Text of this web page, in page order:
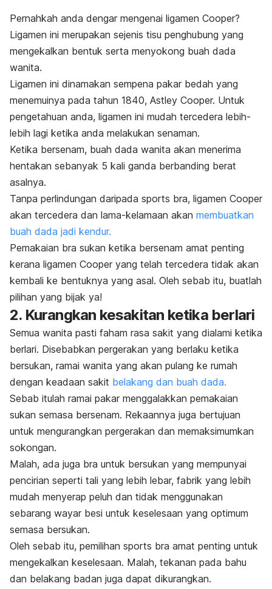
Pernahkah anda dengar mengenai ligamen Cooper?
Ligamen ini merupakan sejenis tisu penghubung yang
mengekalkan bentuk serta menyokong buah dada
wanita.
Ligamen ini dinamakan sempena pakar bedah yang
menemuinya pada tahun 1840, Astley Cooper. Untuk
pengetahuan anda, ligamen ini mudah tercedera lebih-
lebih lagi ketika anda melakukan senaman.
Ketika bersenam, buah dada wanita akan menerima
hentakan sebanyak 5 kali ganda berbanding berat
asalnya.
Tanpa perlindungan daripada sports bra, ligamen Cooper
akan tercedera dan lama-kelamaan akan membuatkan
buah dada jadi kendur.
Pemakaian bra sukan ketika bersenam amat penting
kerana ligamen Cooper yang telah tercedera tidak akan
kembali ke bentuknya yang asal. Oleh sebab itu, buatlah
pilihan yang bijak ya!
2. Kurangkan kesakitan ketika berlari
Semua wanita pasti faham rasa sakit yang dialami ketika
berlari. Disebabkan pergerakan yang berlaku ketika
bersukan, ramai wanita yang akan pulang ke rumah
dengan keadaan sakit belakang dan buah dada.
Sebab itulah ramai pakar menggalakkan pemakaian
sukan semasa bersenam. Rekaannya juga bertujuan
untuk mengurangkan pergerakan dan memaksimumkan
sokongan.
Malah, ada juga bra untuk bersukan yang mempunyai
pencirian seperti tali yang lebih lebar, fabrik yang lebih
mudah menyerap peluh dan tidak menggunakan
sebarang wayar besi untuk keselesaan yang optimum
semasa bersukan.
Oleh sebab itu, pemilihan sports bra amat penting untuk
mengekalkan keselesaan. Malah, tekanan pada bahu
dan belakang badan juga dapat dikurangkan.